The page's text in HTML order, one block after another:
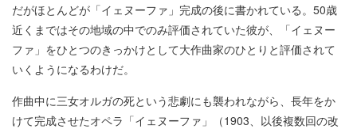
だがほとんどが「イェヌーファ」完成の後に書かれている。50歳
近くまではその地域の中でのみ評価されていた彼が、「イェヌー
ファ」をひとつのきっかけとして大作曲家のひとりと評価されて
いくようになるわけだ。
作曲中に三女オルガの死という悲劇にも襲われながら、長年をか
けて完成させたオペラ「イェヌーファ」（1903、以後複数回の改